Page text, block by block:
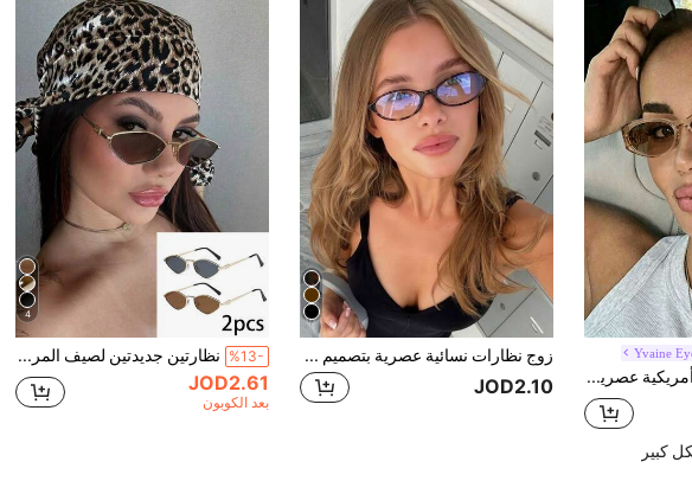
Yvaine
نظارة أوروبية وأمريكية عصرية بإطار صغير، نظارة نسائية بيضاوية متعددة الاستخدامات بطراز رجعي قطعة واحدة
كبير
زوج نظارات نسائية عصرية بتصميم شفاف بيضاوي الشكل، يبرز الطراز الأكاديمي بشكل مثالي، رؤية واضحة
JOD2.10
4
%13- نظارتين جديدتين لصيف المرأة، إطار معدني بوهيمي رجعي بشكل معين وسداسي، نظارات يونيسكس أنيقة للاستخدام اليومي، طراز الشارع، الموضة، عطلة الشاطئ
JOD2.61
بعد الكوبون